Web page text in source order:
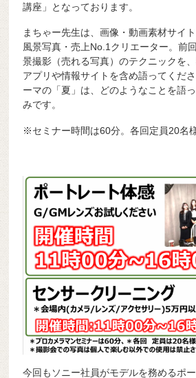
講座」となっております。
まちゃー先生は、画像・動画素材サイ
風景写真・売上No.1クリエーター。前
景撮影（売れる写真）のテクニックを
アプリや情報サイトを含め語ってくだ
ーマの「夏」は、どのようなことを語
みです。
※セミナー時間は60分。各回定員20名
今回もソニー社員がモデルを務めるポ